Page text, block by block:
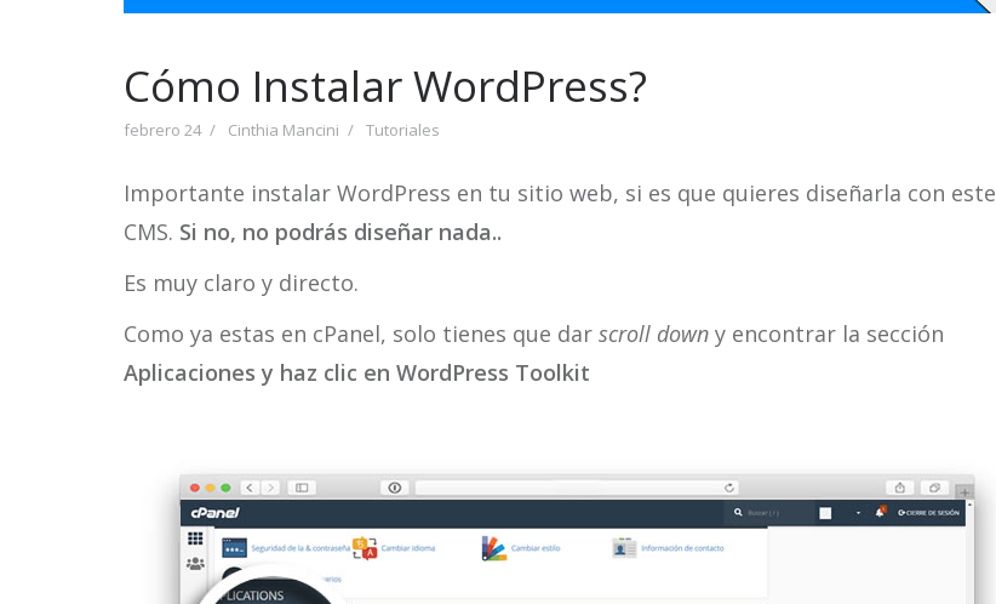
Cómo Instalar WordPress?
febrero 24 Cinthia Mancini Tutoriales
Importante instalar WordPress en tu sitio web, si es que quieres diseñarla con este
CMS. Si no, no podrás diseñar nada..
Es muy claro y directo.
Como ya estas en cPanel, solo tienes que dar scroll down y encontrar la sección
Aplicaciones y haz clic en WordPress Toolkit